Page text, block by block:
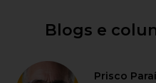
Blogs e
Prisco